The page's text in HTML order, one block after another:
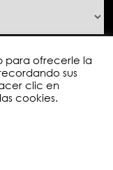
los derechos
| Desarrollado
para ofrecerle la
sus
clic en
cookies.